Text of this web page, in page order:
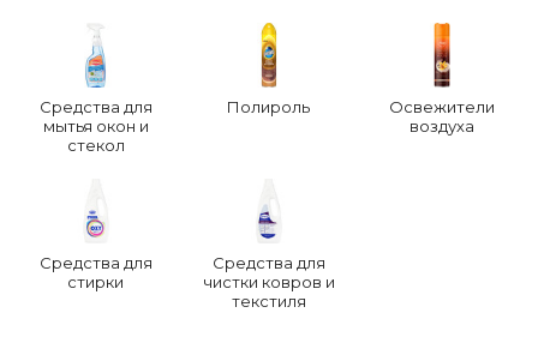
Средства для
мытья окон и
стекол
Полироль
Освежители
воздуха
Средства для
стирки
Средства для
чистки ковров и
текстиля